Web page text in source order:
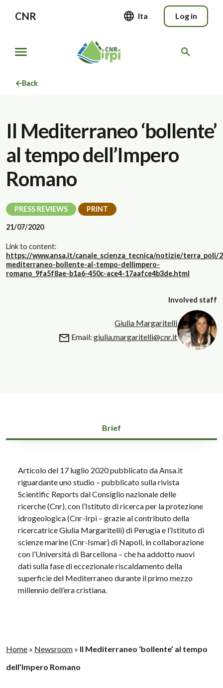
CNR Ita Log in
Back
Il Mediterraneo ‘bollente’
al tempo dell’Impero
Romano
PRESS REVIEWS PRINT
21/07/2020
Link to content:
https://www.ansa.it/canale_scienza_tecnica/notizie/terra_poli/
mediterraneo-bollente-al-tempo-dellimpero-
romano_9fa5f8ae-b1a6-450c-ace4-17aafce4b3de.html
Involved staff
Giulia Margaritelli
Email: giulia.margaritelli@cnr.it
Brief
Articolo del 17 luglio 2020 pubblicato da Ansa.it
riguardante uno studio – pubblicato sulla rivista
Scientific Reports dal Consiglio nazionale delle
ricerche (Cnr), con l’Istituto di ricerca per la protezione
idrogeologica (Cnr-Irpi – grazie al contributo della
ricercatrice Giulia Margaritelli) di Perugia e l’Istituto di
scienze marine (Cnr-Ismar) di Napoli, in collaborazione
con l’Università di Barcellona – che ha addotto nuovi
dati sulla fase di eccezionale riscaldamento della
superficie del Mediterraneo durante il primo mezzo
millennio dell’era cristiana.
Home » Newsroom » Il Mediterraneo ‘bollente’ al tempo
dell’Impero Romano